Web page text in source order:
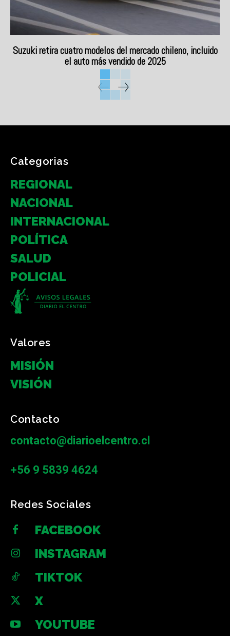
Suzuki retira cuatro modelos del mercado chileno, incluido
el auto más vendido de 2025
Categorias
REGIONAL
NACIONAL
INTERNACIONAL
POLÍTICA
SALUD
POLICIAL
Valores
MISIÓN
VISIÓN
Contacto
contacto@diarioelcentro.cl
+56 9 5839 4624
Redes Sociales
FACEBOOK
INSTAGRAM
TIKTOK
X
YOUTUBE